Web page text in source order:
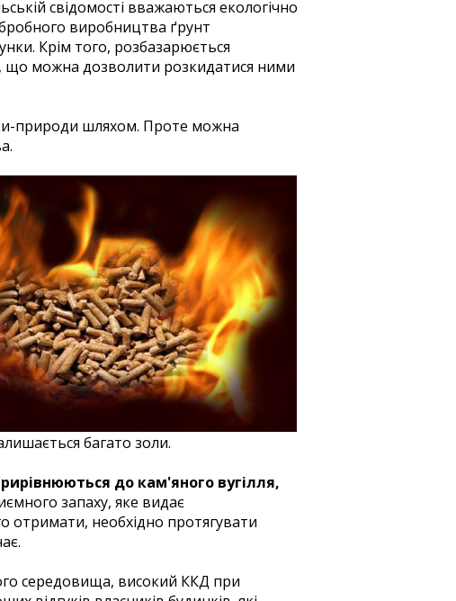
свідомості вважаються екологічно
виробництва ґрунт
Крім того, розбазарюється
що можна дозволити розкидатися ними
природи шляхом. Проте можна
багато золи.
до кам'яного вугілля,
запаху, яке видає
отримати, необхідно протягувати
середовища, високий ККД при